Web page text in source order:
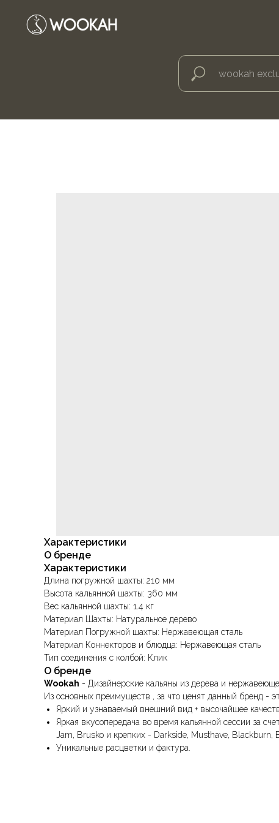
Характеристики
О бренде
Характеристики
Длина погружной шахты: 210 мм
Высота кальянной шахты: 360 мм
Вес кальянной шахты: 1.4 кг
Материал Шахты: Натуральное дерево
Материал Погружной шахты: Нержавеющая сталь
Материал Коннекторов и блюдца: Нержавеющая сталь
Тип соединения с колбой: Клик
О бренде
Wookah - Дизайнерские кальяны из дерева и
Из основных преимуществ , за что ценят данный бренд -
Яркий и узнаваемый внешний вид + высочайшее
Яркая вкусопередача во время кальянной сессии за
Jam, Brusko и крепких - Darkside, Musthave, Blackburn,
Уникальные расцветки и фактура.